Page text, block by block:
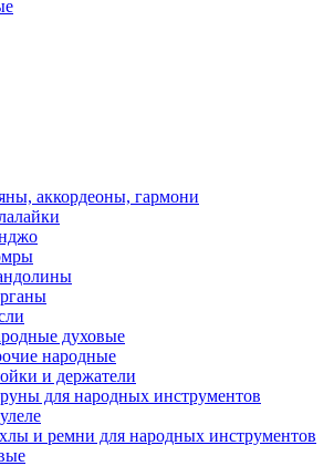
аккордеоны, гармони
духовые
народные
и держатели
для народных инструментов
и ремни для народных инструментов